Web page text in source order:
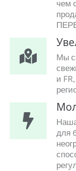
чем
Мы
и
для